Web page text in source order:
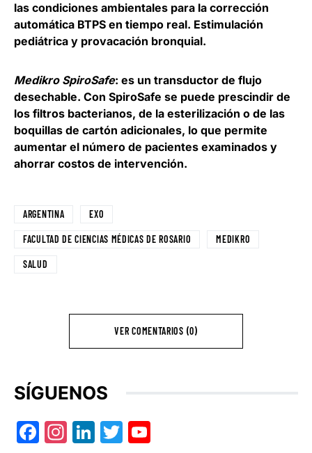
las condiciones ambientales para la corrección
automática BTPS en tiempo real. Estimulación
pediátrica y provacación bronquial.
Medikro SpiroSafe: es un transductor de flujo
desechable. Con SpiroSafe se puede prescindir de
los filtros bacterianos, de la esterilización o de las
boquillas de cartón adicionales, lo que permite
aumentar el número de pacientes examinados y
ahorrar costos de intervención.
ARGENTINA EXO
FACULTAD DE CIENCIAS MÉDICAS DE ROSARIO MEDIKRO
SALUD
VER COMENTARIOS (0)
SÍGUENOS
Facebook
Instagram
LinkedIn
Twitter